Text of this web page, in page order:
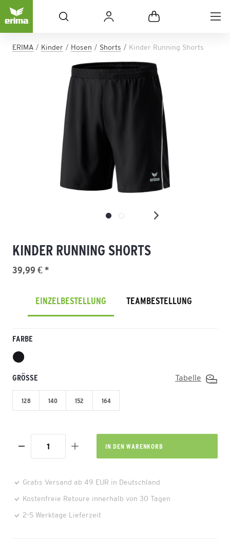
ERIMA Kinder Hosen Shorts Kinder Running Shorts
KINDER RUNNING SHORTS
39,99 € *
EINZELBESTELLUNG TEAMBESTELLUNG
FARBE
GRÖSSE Tabelle
128 140 152 164
IN DEN WARENKORB
Gratis Versand ab 49 EUR in Deutschland
Kostenfreie Retoure innerhalb von 30 Tagen
2-5 Werktage Lieferzeit